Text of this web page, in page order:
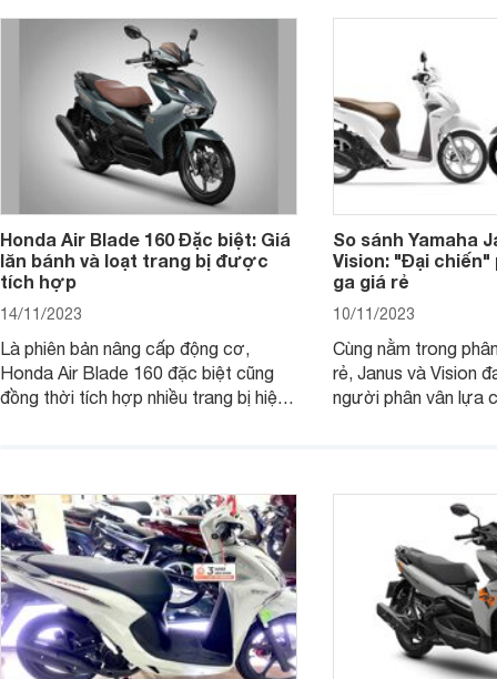
Honda Air Blade 160 Đặc biệt: Giá
lăn bánh và loạt trang bị được
tích hợp
14/11/2023
Là phiên bản nâng cấp động cơ,
Honda Air Blade 160 đặc biệt cũng
đồng thời tích hợp nhiều trang bị hiện
So sánh Yamaha
Vision: "Đại chiến"
ga giá rẻ
10/11/2023
Cùng nằm trong
rẻ, Janus và Vision
người phân vân lựa